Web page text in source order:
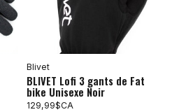
Blivet
BLIVET Lofi 3 gants de Fat
bike Unisexe Noir
129,99$CA